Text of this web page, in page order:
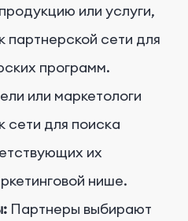
или услуги,
партнерской сети для
программ.
или маркетологи
сети для поиска
их
нише.
Партнеры выбирают